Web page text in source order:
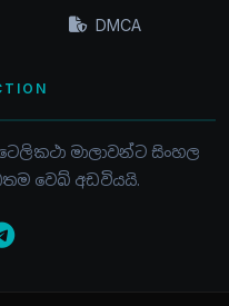
DMCA
මාලාවන්ට සිංහල
වෙබ් අඩවියයි.